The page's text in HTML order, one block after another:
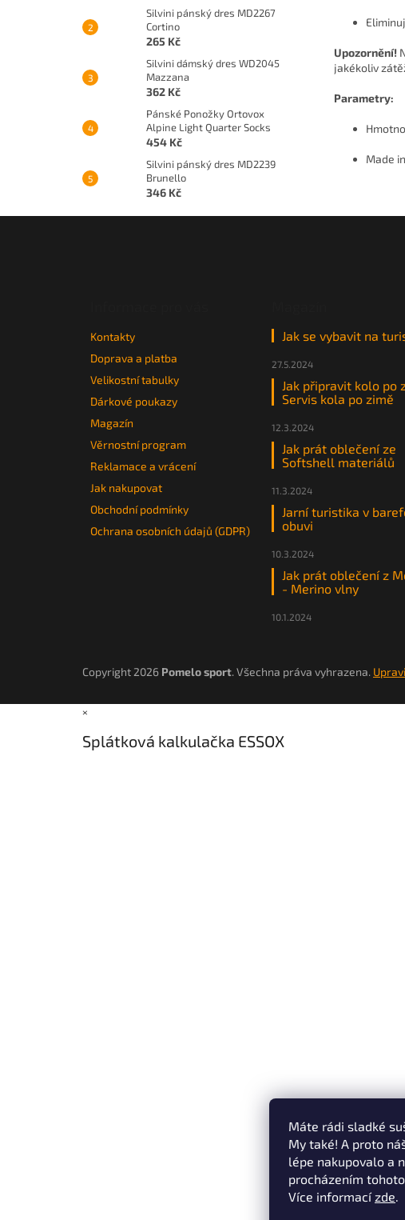
Máte rádi sladké
My také! A proto
lépe nakupovalo a
procházením
Více informacízde.
Silvini pánský dres MD2267
Cortino
265 Kč
Silvini dámský dres WD2045
Mazzana
362 Kč
Pánské Ponožky Ortovox
Alpine Light Quarter Socks
454 Kč
Silvini pánský dres MD2239
Brunello
346 Kč
Upozornění!
jakékoliv
Parametry:
Made
Kontakty
Doprava a platba
Velikostní tabulky
Dárkové poukazy
Magazín
Věrnostní program
Reklamace a vrácení
Jak nakupovat
Obchodní podmínky
Ochrana osobních údajů (GDPR)
Jak se vybavit na
27.5.2024
Jak připravit kolo po
Servis kola po zimě
12.3.2024
Jak prát oblečení ze
Softshell materiálů
11.3.2024
Jarní turistika v
obuvi
10.3.2024
Jak prát oblečení z
- Merino vlny
10.1.2024
Copyright 2026 Pomelo sport. Všechna práva vyhrazena.
×
Splátková kalkulačka ESSOX